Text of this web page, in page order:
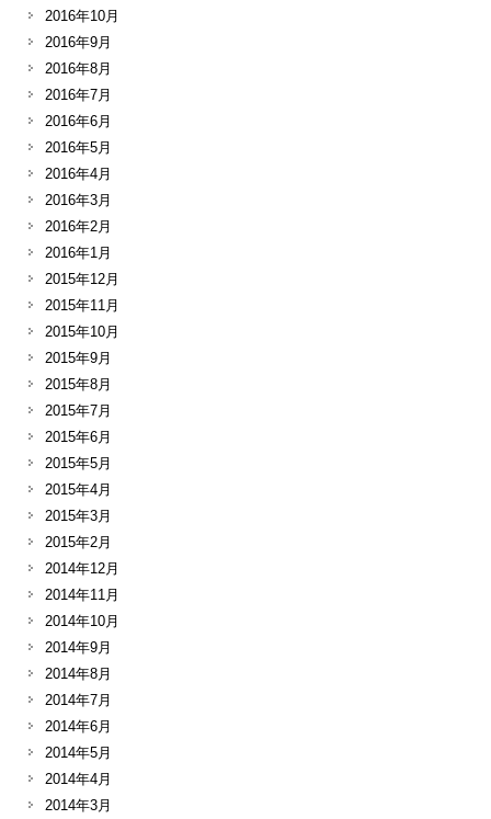
2016年10月
2016年9月
2016年8月
2016年7月
2016年6月
2016年5月
2016年4月
2016年3月
2016年2月
2016年1月
2015年12月
2015年11月
2015年10月
2015年9月
2015年8月
2015年7月
2015年6月
2015年5月
2015年4月
2015年3月
2015年2月
2014年12月
2014年11月
2014年10月
2014年9月
2014年8月
2014年7月
2014年6月
2014年5月
2014年4月
2014年3月